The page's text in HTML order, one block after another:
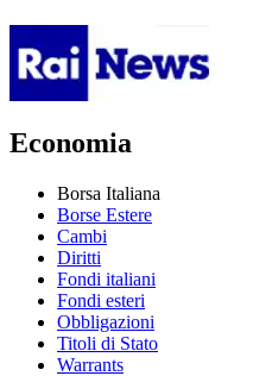
Economia
Borsa Italiana
Borse Estere
Cambi
Diritti
Fondi italiani
Fondi esteri
Obbligazioni
Titoli di Stato
Warrants